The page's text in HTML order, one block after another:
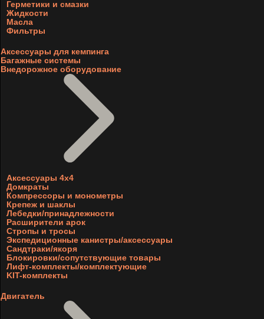
Герметики и смазки
Жидкости
Масла
Фильтры
Аксессуары для кемпинга
Багажные системы
Внедорожное оборудование
Аксессуары 4х4
Домкраты
Компрессоры и монометры
Крепеж и шаклы
Лебедки/принадлежности
Расширители арок
Стропы и тросы
Экспедиционные канистры/аксессуары
Сандтраки/якоря
Блокировки/сопутствующие товары
Лифт-комплекты/комплектующие
KIT-комплекты
Двигатель